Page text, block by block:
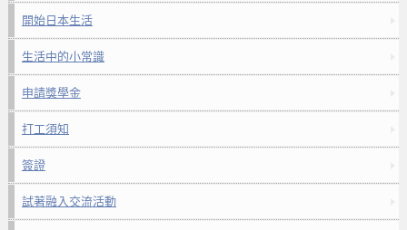
開始日本生活
生活中的小常識
申請獎學金
打工須知
簽證
試著融入交流活動